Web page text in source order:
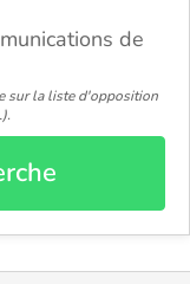
de
sur la liste d'opposition